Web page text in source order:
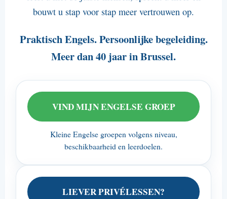
Gegevensbescherming
bouwt u stap voor stap meer vertrouwen op.
Praktisch Engels. Persoonlijke begeleiding.
Meer dan 40 jaar in Brussel.
VIND MIJN ENGELSE GROEP
Kleine Engelse groepen volgens niveau,
beschikbaarheid en leerdoelen.
LIEVER PRIVÉLESSEN?